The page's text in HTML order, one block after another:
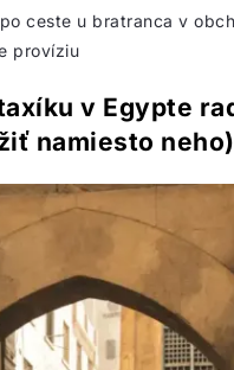
ceste u bratranca v
províziu
v Egypte
namiesto neho)